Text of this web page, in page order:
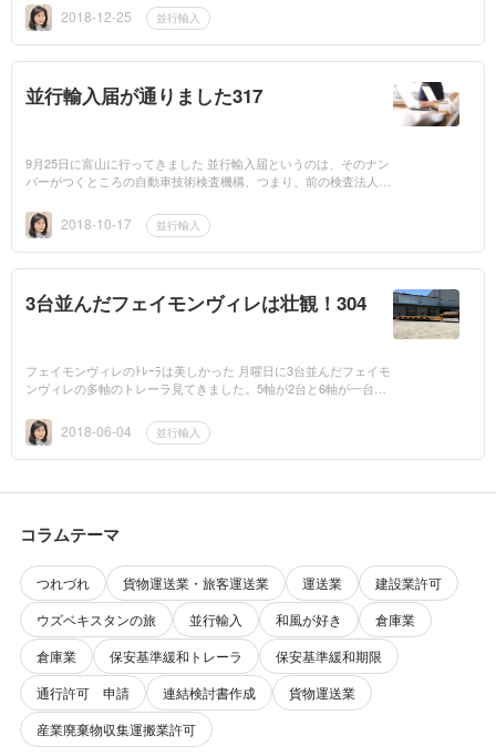
いただいたりし...
2018-12-25 並行輸入
並行輸入届が通りました317
9月25日に富山に行ってきました 並行輸入届というのは、そのナン
バーがつくところの自動車技術検査機構、つまり、前の検査法人で
すが、今は通...
2018-10-17 並行輸入
3台並んだフェイモンヴィレは壮観！304
フェイモンヴィレのﾄﾚｰﾗは美しかった 月曜日に3台並んだフェイモ
ンヴィレの多軸のトレーラ見てきました。5軸が2台と6軸が一台こ
見た... 2018-06-04 並行輸入
コラムテーマ
つれづれ 貨物運送業・旅客運送業 運送業
建設業許可
ウズベキスタンの旅
並行輸入 和風が好き
倉庫業
倉庫業
保安基準緩和トレーラ
保安基準緩和期限
通行許可 申請
連結検討書作成
貨物運送業
産業廃棄物収集運搬業許可